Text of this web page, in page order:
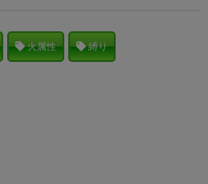
火属性 縛り